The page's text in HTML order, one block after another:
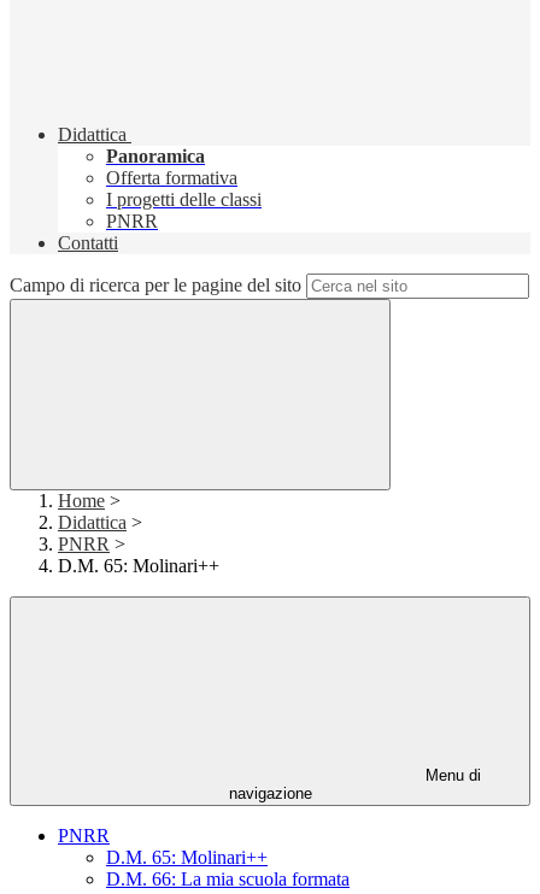
Didattica
Panoramica
Offerta formativa
I progetti delle classi
PNRR
Contatti
Campo di ricerca per le pagine del sito
Home >
Didattica >
PNRR >
D.M. 65: Molinari++
Menu di
navigazione
PNRR
D.M. 65: Molinari++
D.M. 66: La mia scuola formata